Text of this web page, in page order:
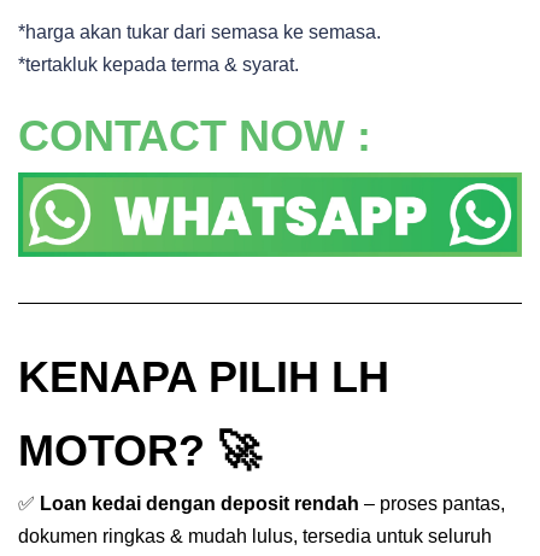
*harga akan tukar dari semasa ke semasa.
*tertakluk kepada terma & syarat.
CONTACT NOW :
KENAPA PILIH LH
MOTOR? 🚀
✅ Loan kedai dengan deposit rendah – proses pantas,
dokumen ringkas & mudah lulus, tersedia untuk seluruh